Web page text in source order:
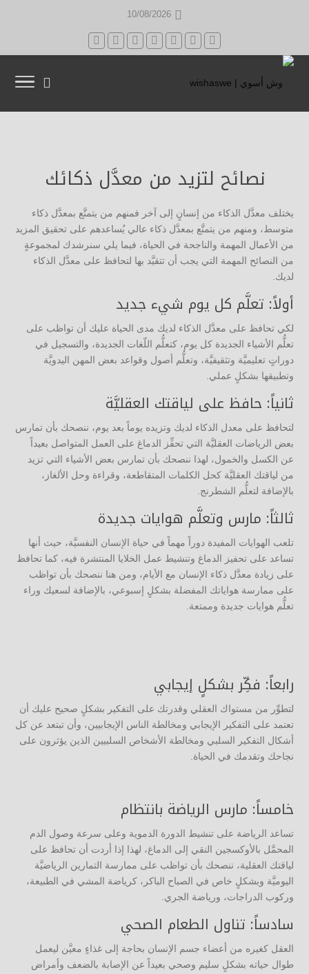
10/08/2026
نصائح لتزيد من معدَّل ذكائك
يختلف معدَّل الذكاء من إنسانٍ إلى آخر فمنهم من يتمتَّع بمعدَّل ذكاء
متوسط، ومنهم من يتمتَّع بمعدَّل ذكاء عالي يُساعدهم على تحقيق المزيد
من الأعمال المهمة والناجحة في الحياة، فيما يلي سنرشدك لمجموعةٍ
من النصائح المهمة التي يجب أن تتقيَّد بها لتحافظ على معدَّل الذكاء
لديك.
أولاً: تعلَّم كل يوم شيء جديد
لكي تحافظ على معدَّل الذكاء لديك مدى الحياة عليك أن تواظب على
تعلُّم الأشياء الجديدة كل يوم، كتعلُّم اللّغات الجديدة، والتسجيل في
دوراتٍ تعليميَّة وتثقيفيَّة، وتعلُّم أصول وقواعد بعض المهن اليدويَّة
وتطبيقها بشكلٍ عملي.
ثانياً: حافظ على لياقتك العقليَّة
لتحافظ على معدل الذكاء لديك وتزيده يوماً بعد يوم، ننصحك بأن تمارس
بعض الرياضات العقليَّة التي تحفِّز الدماغ على العمل المتواصل بعيداً
عن الكسل والخمول، لهذا ننصحك بأن تمارس بعض الأشياء التي تزيد
من لياقتك العقليَّة كحل الكلمات المتقاطعة، وقراءة وحل الألغاز،
بالإضافة لتعلُّم الشطرنج.
ثالثاً: مارس وتعلَّم هوايات جديدة
تلعب الهوايات المفيدة دوراً مهماً في حياة الإنسان النفسيَّة، حيث أنها
تساعد على تحفيز الدماغ وتنشيط عمل الخلايا المنتشرة فيه، كما تحافظ
على زيادة معدَّل ذكاء الإنسان مع الأيام، ومن هنا ننصحك بأن تواظب
على ممارسة هواياتك المفضلة بشكلٍ إسبوعي، بالإضافة لسعيك وراء
تعلُّم هوايات جديدة وممتعة.
رابعاً: فكِّر بشكلٍ إيجابي
لتطوِّر من مستواك العقلي وقدرتك على التفكير بشكلٍ صحيح عليك أن
تعتمد على التفكير الإيجابي ومخالطة الناس الإيجابيين، وأن تبتعد عن كل
أشكال التفكير السلبي ومخالطة الأشخاص السلبيين الذين يؤثرون على
نجاحك وتقدمك في الحياة.
خامساً: مارس الرياضة بانتظام
تساعد الرياضة على تنشيط الدورة الدموية وعلى سرعة وصول الدم
المحمَّل بالأوكسجين النقي إلى الدماغ، لهذا إذا أردت أن تحافظ على
لياقتك العقلية، ننصحك بأن تواظب على ممارسة التمارين الرياضيَّة
اليوميَّة وبشكلٍ خاص في الصباح الباكر، كرياضة المشي في الطبيعة،
وركوب الدراجات، ورياضة الجري.
سادساً: تناول الطعام الصحي
العقل كغيره من أعضاء جسم الإنسان بحاجة إلى غذاءٍ معيَّن ليعمل
طوال حياته بشكلٍ سليم وصحي بعيداً عن الإصابة بالضعف وأمراض